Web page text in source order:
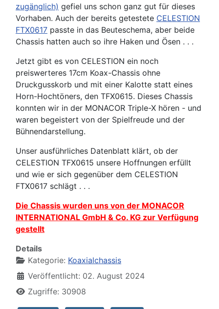
zugänglich) gefiel uns schon ganz gut für dieses
Vorhaben. Auch der bereits getestete CELESTION
FTX0617 passte in das Beuteschema, aber beide
Chassis hatten auch so ihre Haken und Ösen . . .
Jetzt gibt es von CELESTION ein noch
preiswerteres 17cm Koax-Chassis ohne
Druckgusskorb und mit einer Kalotte statt eines
Horn-Hochtöners, den TFX0615. Dieses Chassis
konnten wir in der MONACOR Triple-X hören - und
waren begeistert von der Spielfreude und der
Bühnendarstellung.
Unser ausführliches Datenblatt klärt, ob der
CELESTION TFX0615 unsere Hoffnungen erfüllt
und wie er sich gegenüber dem CELESTION
FTX0617 schlägt . . .
Die Chassis wurden uns von der MONACOR
INTERNATIONAL GmbH & Co. KG zur Verfügung
gestellt
Details
Kategorie: Koaxialchassis
Veröffentlicht: 02. August 2024
Zugriffe: 30908